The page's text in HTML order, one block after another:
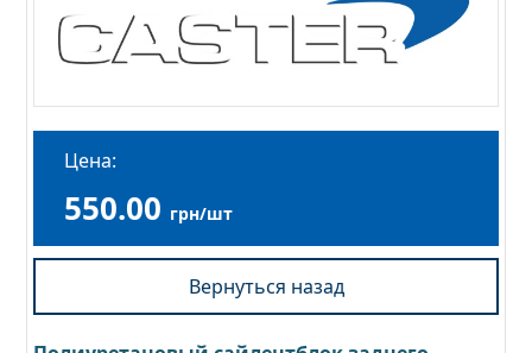
Цена:
550.00 грн/шт
Вернуться назад